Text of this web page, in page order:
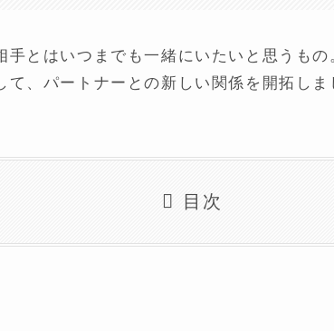
手とはいつまでも一緒にいたいと思うも
、パートナーとの新しい関係を開拓しま
目次